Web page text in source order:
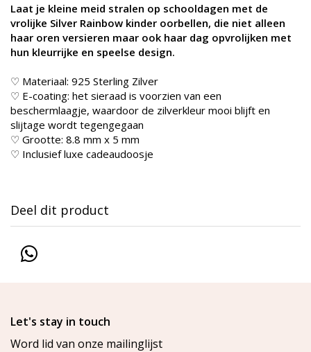
Laat je kleine meid stralen op schooldagen met de
vrolijke Silver Rainbow kinder oorbellen, die niet alleen
haar oren versieren maar ook haar dag opvrolijken met
hun kleurrijke en speelse design.
♡ Materiaal: 925 Sterling Zilver
♡ E-coating: het sieraad is voorzien van een
beschermlaagje, waardoor de zilverkleur mooi blijft en
slijtage wordt tegengegaan
♡ Grootte: 8.8 mm x 5 mm
♡ Inclusief luxe cadeaudoosje
Deel dit product
Let's stay in touch
Word lid van onze mailinglijst